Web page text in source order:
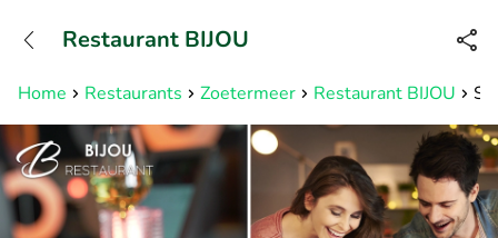
Bereikbaar tot 23:00 uur
Home Restaurants Zoetermeer Restaurant BIJOU
Restaurant BIJOU